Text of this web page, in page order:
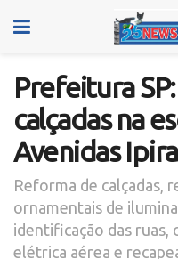
Prefeitura
calçadas na
Avenidas
Reforma de calçadas,
ornamentais de
identificação das ruas,
elétrica aérea e